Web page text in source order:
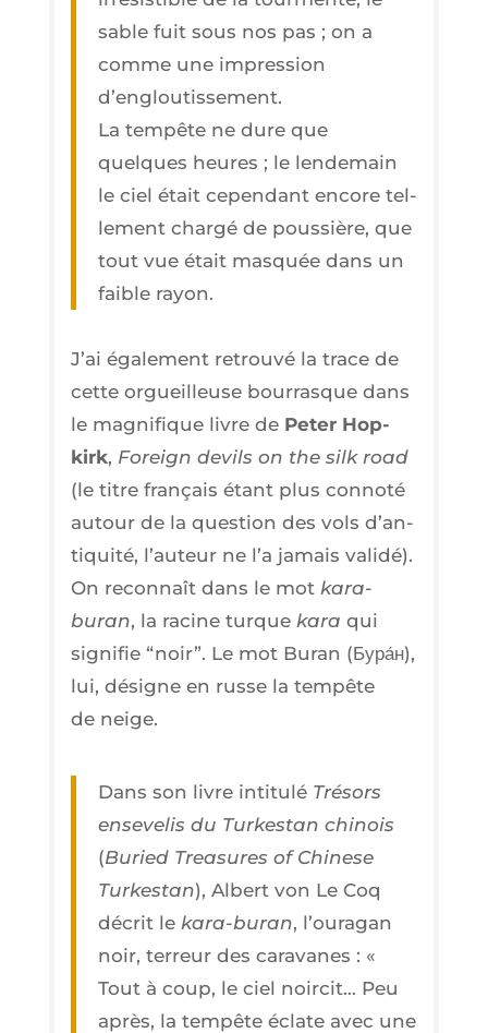
sable fuit sous nos pas ; on a
comme une impres­sion
d’engloutissement.
La tem­pête ne dure que
quelques heures ; le len­de­main
le ciel était cepen­dant encore tel­
le­ment char­gé de pous­sière, que
tout vue était mas­quée dans un
faible rayon.
J’ai éga­le­ment retrou­vé la trace de
cette orgueilleuse bour­rasque dans
le magni­fique livre de Peter Hop­
kirk, Forei­gn devils on the silk road
(le titre fran­çais étant plus conno­té
autour de la ques­tion des vols d’an­
ti­qui­té, l’au­teur ne l’a jamais vali­dé).
On recon­naît dans le mot kara-
buran, la racine turque kara qui
signi­fie “noir”. Le mot Buran (Бура́н),
lui, désigne en russe la tem­pête
de neige.
Dans son livre inti­tu­lé Tré­sors
ense­ve­lis du Tur­kes­tan chi­nois
(Buried Trea­sures of Chi­nese
Tur­kes­tan), Albert von Le Coq
décrit le kara-buran, l’ou­ra­gan
noir, ter­reur des cara­vanes : «
Tout à coup, le ciel noir­cit… Peu
après, la tem­pête éclate avec une